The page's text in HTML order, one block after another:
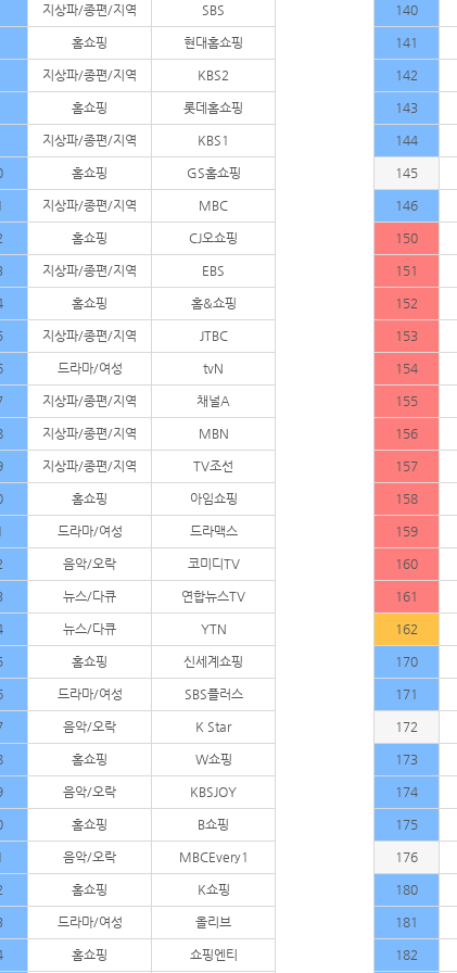
지상파/종편/지역 SBS
홈쇼핑 현대홈쇼핑
지상파/종편/지역 KBS2
홈쇼핑 롯데홈쇼핑
지상파/종편/지역 KBS1
홈쇼핑 GS홈쇼핑
지상파/종편/지역 MBC
홈쇼핑 CJ오쇼핑
지상파/종편/지역 EBS
홈쇼핑 홈&쇼핑
지상파/종편/지역 JTBC
드라마/여성 tvN
지상파/종편/지역 채널A
지상파/종편/지역 MBN
지상파/종편/지역 TV조선
홈쇼핑 아임쇼핑
드라마/여성 드라맥스
음악/오락 코미디TV
뉴스/다큐 연합뉴스TV
뉴스/다큐 YTN
홈쇼핑 신세계쇼핑
드라마/여성 SBS플러스
음악/오락 K Star
홈쇼핑 W쇼핑
음악/오락 KBSJOY
홈쇼핑 B쇼핑
음악/오락 MBCEvery1
홈쇼핑 K쇼핑
드라마/여성 올리브
홈쇼핑 쇼핑엔티
140
141
142
143
144
145
146
150
151
152
153
154
155
156
157
158
159
160
161
162
170
171
172
173
174
175
176
180
181
182